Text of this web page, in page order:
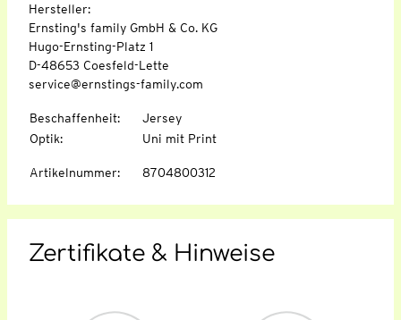
Hersteller:
Ernsting's family GmbH & Co. KG
Hugo-Ernsting-Platz 1
D-48653 Coesfeld-Lette
service@ernstings-family.com
Beschaffenheit:
Jersey
Optik: Uni mit Print
Artikelnummer: 8704800312
Zertifikate & Hinweise